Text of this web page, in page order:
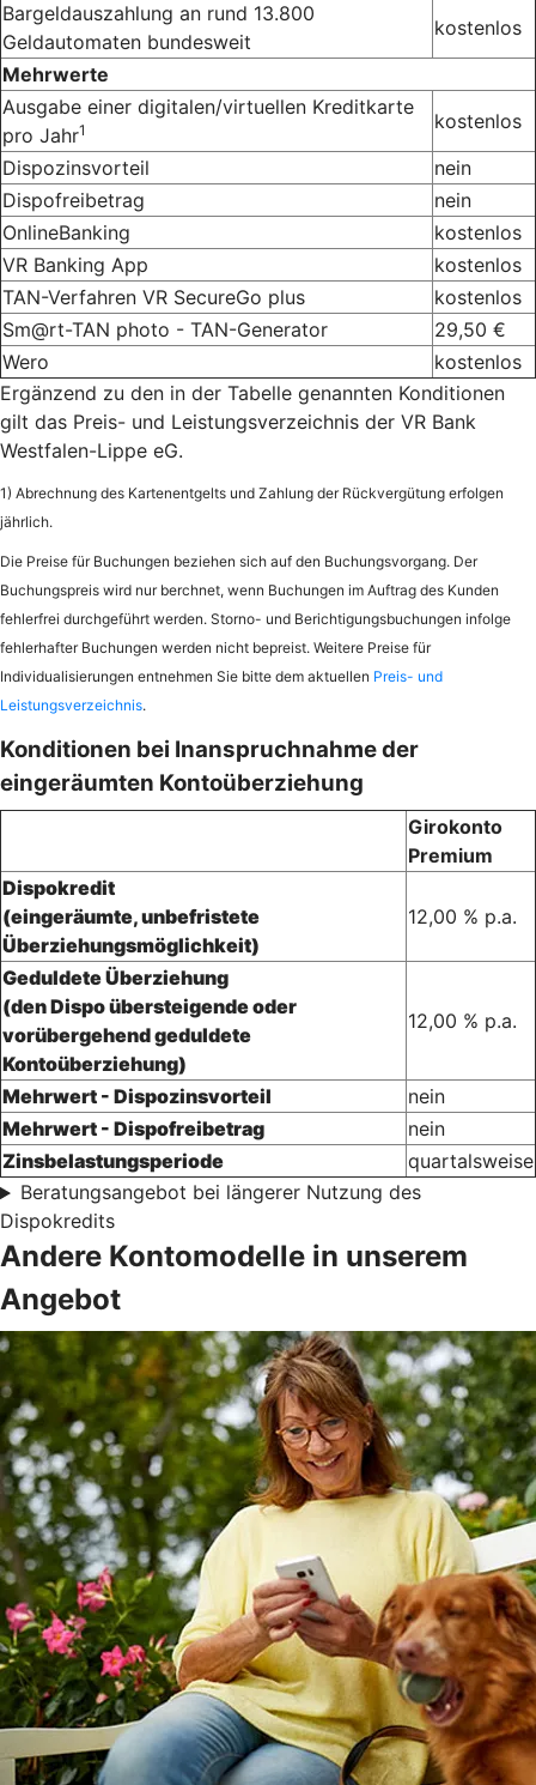
Bargeldauszahlung an rund 13.800
Geldautomaten bundesweit
kostenlos
Mehrwerte
Ausgabe einer digitalen/virtuellen Kreditkarte
pro Jahr1
kostenlos
Dispozinsvorteil
nein
Dispofreibetrag
nein
OnlineBanking
kostenlos
VR Banking App
kostenlos
TAN-Verfahren VR SecureGo plus
kostenlos
Sm@rt-TAN photo - TAN-Generator
29,50 €
Wero
kostenlos
Ergänzend zu den in der Tabelle genannten Konditionen
gilt das Preis- und Leistungsverzeichnis der VR Bank
Westfalen-Lippe eG.
1) Abrechnung des Kartenentgelts und Zahlung der Rückvergütung erfolgen
jährlich.
Die Preise für Buchungen beziehen sich auf den Buchungsvorgang. Der
Buchungspreis wird nur berchnet, wenn Buchungen im Auftrag des Kunden
fehlerfrei durchgeführt werden. Storno- und Berichtigungsbuchungen infolge
fehlerhafter Buchungen werden nicht bepreist. Weitere Preise für
Individualisierungen entnehmen Sie bitte dem aktuellen Preis- und
Leistungsverzeichnis.
Konditionen bei Inanspruchnahme der
eingeräumten Kontoüberziehung
Girokonto
Premium
Dispokredit
(eingeräumte, unbefristete
Überziehungsmöglichkeit)
12,00 % p.a.
Geduldete Überziehung
(den Dispo übersteigende oder
vorübergehend geduldete
Kontoüberziehung)
12,00 % p.a.
Mehrwert - Dispozinsvorteil
nein
Mehrwert - Dispofreibetrag
nein
Zinsbelastungsperiode
quartalsweise
Beratungsangebot bei längerer Nutzung des
Dispokredits
Andere Kontomodelle in unserem
Angebot